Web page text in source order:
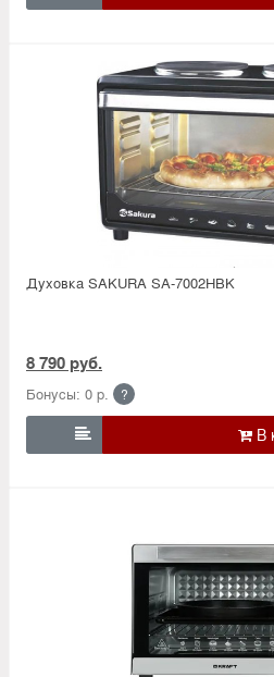
Духовка SAKURA SA-7002HBK
8 790 руб.
Бонусы: 0 р. ?
